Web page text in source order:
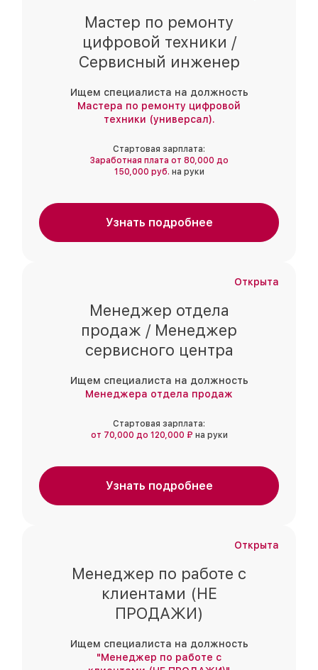
Мастер по ремонту
цифровой техники /
Сервисный инженер
Ищем специалиста на должность
Мастера по ремонту цифровой
техники (универсал).
Стартовая зарплата:
Заработная плата от 80,000 до
150,000 руб. на руки
Узнать подробнее
Открыта
Менеджер отдела
продаж / Менеджер
сервисного центра
Ищем специалиста на должность
Менеджера отдела продаж
Стартовая зарплата:
от 70,000 до 120,000 ₽ на руки
Узнать подробнее
Открыта
Менеджер по работе с
клиентами (НЕ
ПРОДАЖИ)
Ищем специалиста на должность
"Менеджер по работе с